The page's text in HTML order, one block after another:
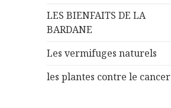
LES BIENFAITS DE LA
BARDANE
Les vermifuges naturels
les plantes contre le cancer